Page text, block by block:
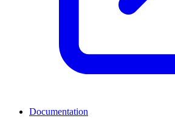
Documentation